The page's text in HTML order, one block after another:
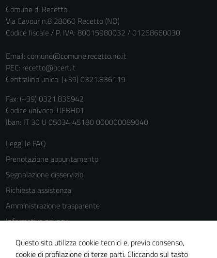
Comune di Recetto
Via Cavour n.8 28060 Recetto (NO)
Codice fiscale / P. IVA: 80015980032 / 01268660030
Email: comune@comune.recetto.no.it
PEC: recetto@pcert.it
Centralino unico: (+39) 0321.836119
Fax: (+39) 0321.836942
Codice univoco: UFBH01
Iban: IT 30 U 05034 45180 000000089040
Leggi le FAQ
Prenotazione appuntamento
Segnalazione disservizio
Richiesta assistenza
Amministrazione trasparente
Informativa privacy
Note legali
Questo sito utilizza cookie tecnici e, previo consenso,
cookie di profilazione di terze parti. Cliccando sul tasto
Tecnici
non raccolgono
informazioni